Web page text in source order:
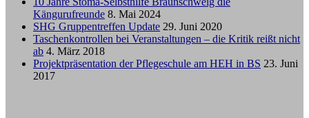
Kängurufreunde 8. Mai 2024
SHG Gruppentreffen Update 29. Juni 2020
Taschenkontrollen bei Veranstaltungen – die Kritik reißt nicht
ab 4. März 2018
Projektpräsentation der Pflegeschule am HEH in BS 23. Juni
2017